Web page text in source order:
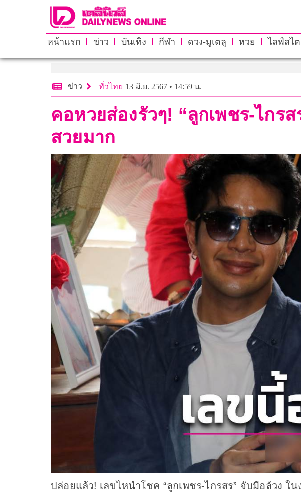
หน้าแรก ข่าว บันเทิง กีฬา ดวง-มูเตลู หวย ไลฟ์สไ
ข่าว ทั่วไทย 13 มิ.ย. 2567 • 14:59 น.
คอหวยส่องรัวๆ! “ลูกเพชร-ไกร
สวยมาก
ปล่อยแล้ว! เลขไหนำโชค “ลูกเพชร-ไกรสร” จับมือล้วง